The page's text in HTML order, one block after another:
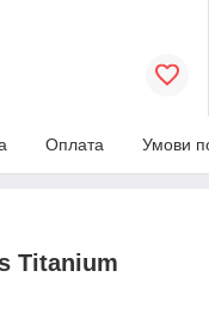
Оплата Умови
Titanium